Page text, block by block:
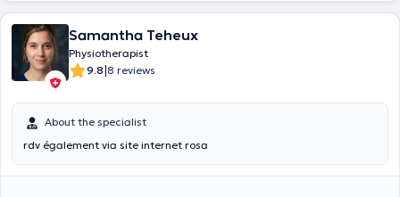
Samantha Teheux
Physiotherapist
9.8|8 reviews
About the specialist
rdv également via site internet rosa